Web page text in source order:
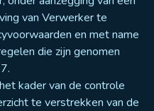
van Verwerker te
en met name
die zijn genomen
kader van de controle
te verstrekken van de